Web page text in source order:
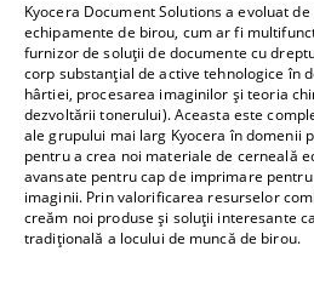
Kyocera Document Solutions a evoluat
echipamente de birou, cum ar fi
furnizor de soluții de documente cu
corp substanțial de active tehnologice în
hârtiei, procesarea imaginilor și teoria
dezvoltării tonerului). Aceasta este
ale grupului mai larg Kyocera în domenii
pentru a crea noi materiale de cerneală
avansate pentru cap de imprimare
imaginii. Prin valorificarea resurselor
creăm noi produse și soluții interesante
tradițională a locului de muncă de birou.